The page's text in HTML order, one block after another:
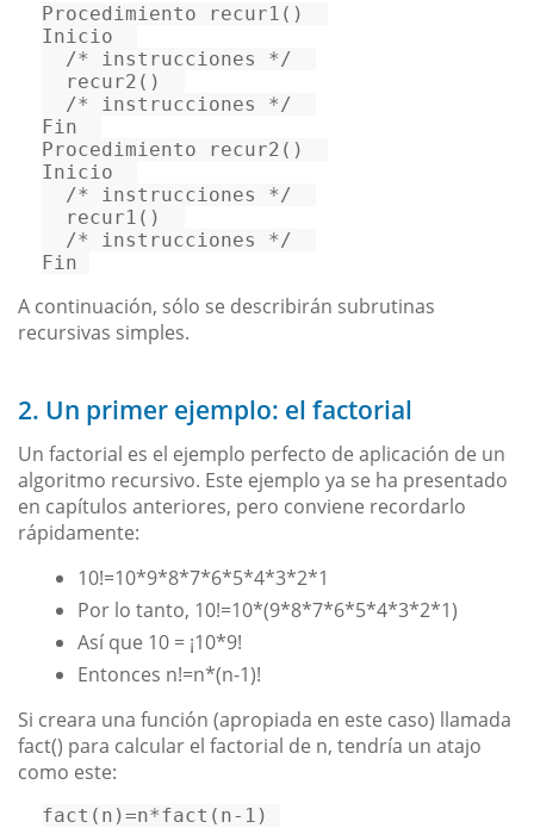
Procedimiento recur1 ()
Inicio
/* instrucciones */
recur2 ()
/* instrucciones */
Fin
Procedimiento
recur2 ()
Inicio
/* instrucciones */
recur1 ()
/* instrucciones */
Fin
A continuación, sólo se describirán subrutinas
recursivas simples.
2. Un primer ejemplo: el factorial
Un factorial es el ejemplo perfecto de aplicación de un
algoritmo recursivo. Este ejemplo ya se ha presentado
en capítulos anteriores, pero conviene recordarlo
rápidamente:
10!=10*9*8*7*6*5*4*3*2*1
Por lo tanto, 10!=10*(9*8*7*6*5*4*3*2*1)
Así que 10 = ¡10*9!
Entonces n!=n*(n-1)!
Si creara una función (apropiada en este caso) llamada
fact() para calcular el factorial de n, tendría un atajo
como este:
fact(n)=n*fact(n-1)